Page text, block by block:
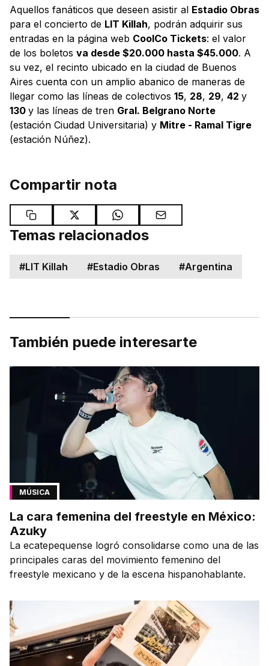
Aquellos fanáticos que deseen asistir al Estadio Obras
para el concierto de LIT Killah, podrán adquirir sus
entradas en la página web CoolCo Tickets: el valor
de los boletos va desde $20.000 hasta $45.000. A
su vez, el recinto ubicado en la ciudad de Buenos
Aires cuenta con un amplio abanico de maneras de
llegar como las líneas de colectivos 15, 28, 29, 42 y
130 y las líneas de tren Gral. Belgrano Norte
(estación Ciudad Universitaria) y Mitre - Ramal Tigre
(estación Núñez).
Compartir nota
Temas relacionados
#LIT Killah #Estadio Obras #Argentina
También puede interesarte
MÚSICA
La cara femenina del freestyle en México:
Azuky
La ecatepequense logró consolidarse como una de las
principales caras del movimiento femenino del
freestyle mexicano y de la escena hispanohablante.